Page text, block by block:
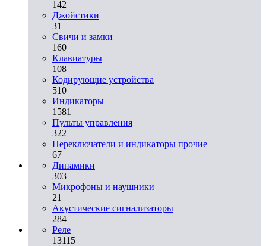
142
Джойстики
31
Свичи и замки
160
Клавиатуры
108
Кодирующие устройства
510
Индикаторы
1581
Пульты управления
322
Переключатели и индикаторы прочие
67
Динамики
303
Микрофоны и наушники
21
Акустические сигнализаторы
284
Реле
13115